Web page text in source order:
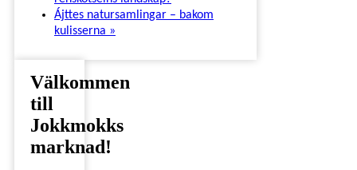
Ájttes natursamlingar – bakom
kulisserna »
Välkommen
till
Jokkmokks
marknad!